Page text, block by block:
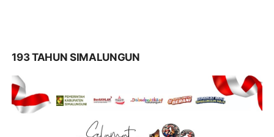
193 TAHUN SIMALUNGUN